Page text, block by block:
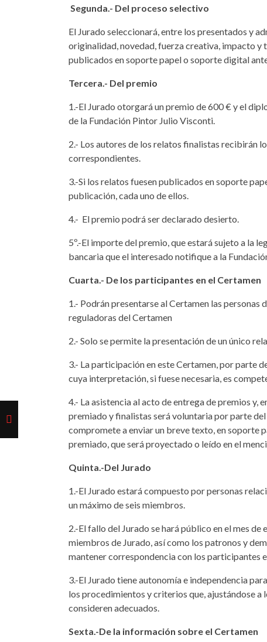
Segunda.- Del proceso selectivo
El Jurado seleccionará, entre los presentados y
originalidad, novedad, fuerza creativa, impacto y
publicados en soporte papel o soporte digital
Tercera.- Del premio
1.-El Jurado otorgará un premio de 600 € y el
de la Fundación Pintor Julio Visconti.
2.- Los autores de los relatos finalistas recibirán
correspondientes.
3.-Si los relatos fuesen publicados en soporte
publicación, cada uno de ellos.
4.- El premio podrá ser declarado desierto.
5º.-El importe del premio, que estará sujeto a la
bancaria que el interesado notifique a la
Cuarta.- De los participantes en el Certamen
1.- Podrán presentarse al Certamen las personas
reguladoras del Certamen
2.- Solo se permite la presentación de un único
3.- La participación en este Certamen, por parte
cuya interpretación, si fuese necesaria, es
4.- La asistencia al acto de entrega de premios y,
premiado y finalistas será voluntaria por parte
compromete a enviar un breve texto, en soporte
premiado, que será proyectado o leído en el
Quinta.-Del Jurado
1.-El Jurado estará compuesto por personas
un máximo de seis miembros.
2.-El fallo del Jurado se hará público en el mes
miembros de Jurado, así como los patronos y
mantener correspondencia con los participantes
3.-El Jurado tiene autonomía e independencia
los procedimientos y criterios que, ajustándose a
consideren adecuados.
Sexta.-De la información sobre el Certamen